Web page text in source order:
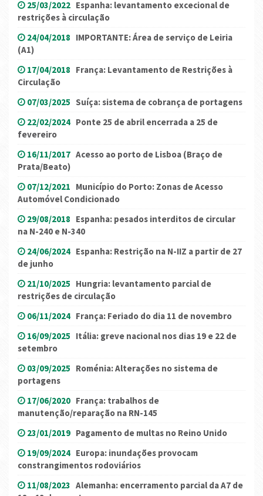
25/03/2022 Espanha: levantamento excecional de
restrições à circulação
24/04/2018 IMPORTANTE: Área de serviço de Leiria
(A1)
17/04/2018 França: Levantamento de Restrições à
Circulação
07/03/2025 Suíça: sistema de cobrança de portagens
22/02/2024 Ponte 25 de abril encerrada a 25 de
fevereiro
16/11/2017 Acesso ao porto de Lisboa (Braço de
Prata/Beato)
07/12/2021 Município do Porto: Zonas de Acesso
Automóvel Condicionado
29/08/2018 Espanha: pesados interditos de circular
na N-240 e N-340
24/06/2024 Espanha: Restrição na N-IIZ a partir de 27
de junho
21/10/2025 Hungria: levantamento parcial de
restrições de circulação
06/11/2024 França: Feriado do dia 11 de novembro
16/09/2025 Itália: greve nacional nos dias 19 e 22 de
setembro
03/09/2025 Roménia: Alterações no sistema de
portagens
17/06/2020 França: trabalhos de
manutenção/reparação na RN-145
23/01/2019 Pagamento de multas no Reino Unido
19/09/2024 Europa: inundações provocam
constrangimentos rodoviários
11/08/2023 Alemanha: encerramento parcial da A7 de